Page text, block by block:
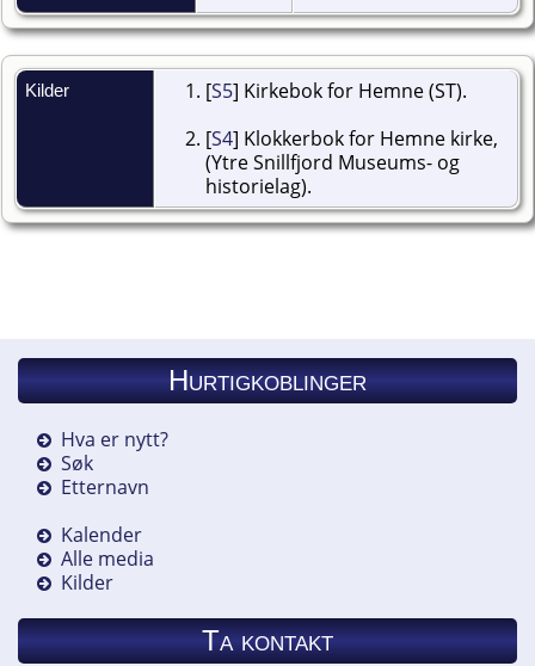
Kilder [S5] Kirkebok for Hemne (ST).
[S4] Klokkerbok for Hemne kirke,
(Ytre Snillfjord Museums- og
historielag).
Hurtigkoblinger
Hva er nytt?
Søk
Etternavn
Kalender
Alle media
Kilder
Ta kontakt